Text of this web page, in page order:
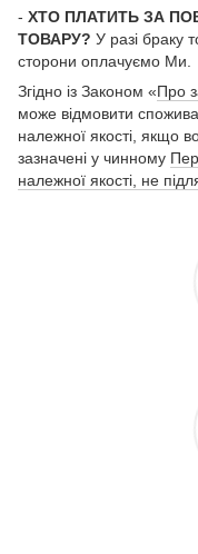
- ХТО ПЛАТИТЬ ЗА
ТОВАРУ? У разі браку
сторони оплачуємо Ми.
Згідно із Законом «Про
може відмовити
належної якості, якщо
зазначені у чинному
належної якості, не